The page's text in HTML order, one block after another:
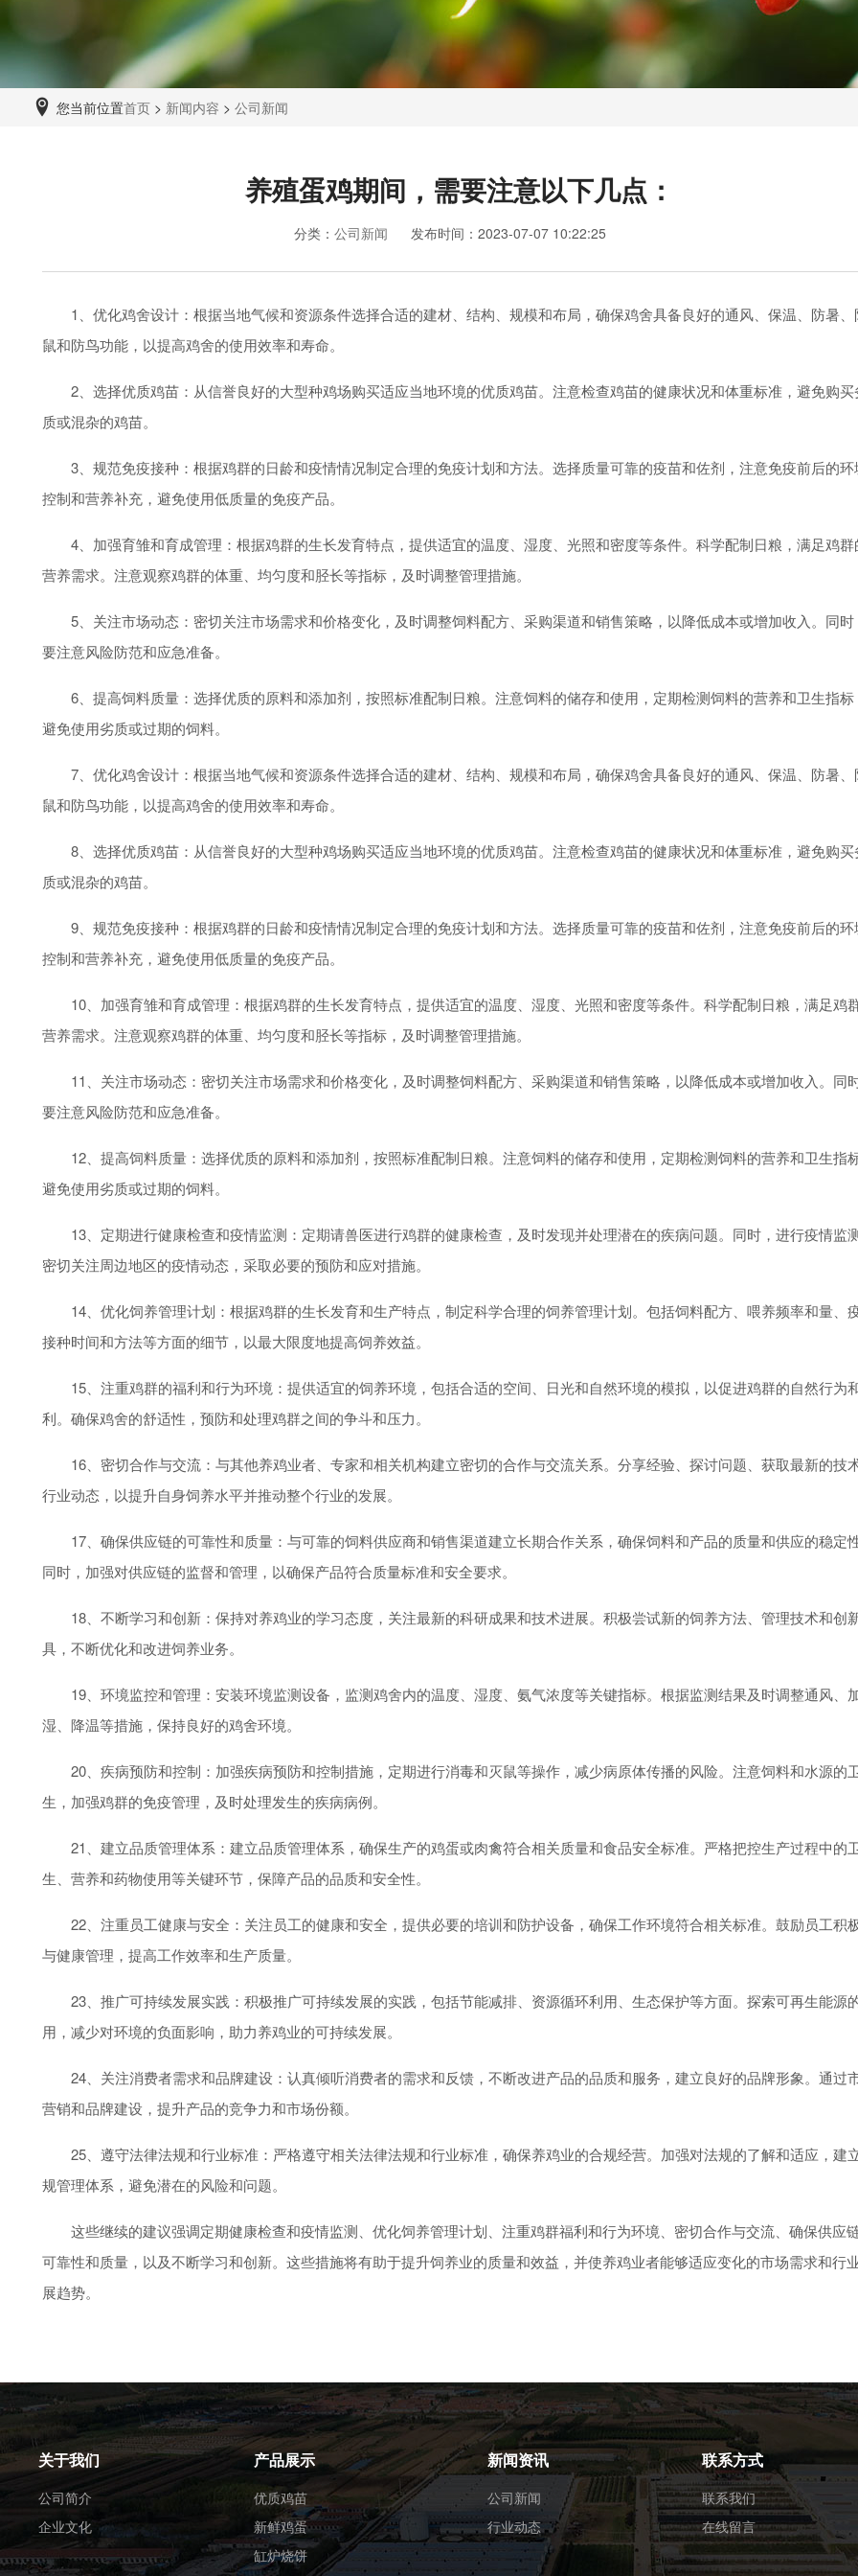
您当前位置首页> 新闻内容 > 公司新闻
养殖蛋鸡期间，需要注意以下几点：
分类：公司新闻 发布时间：2023-07-07 10:22:25
1、优化鸡舍设计：根据当地气候和资源条件选择合适的建材、结构、规模和布局，确保鸡舍具备良好的通风、保温、防暑、
鼠和防鸟功能，以提高鸡舍的使用效率和寿命。
2、选择优质鸡苗：从信誉良好的大型种鸡场购买适应当地环境的优质鸡苗。注意检查鸡苗的健康状况和体重标准，避免购买
质或混杂的鸡苗。
3、规范免疫接种：根据鸡群的日龄和疫情情况制定合理的免疫计划和方法。选择质量可靠的疫苗和佐剂，注意免疫前后的环
控制和营养补充，避免使用低质量的免疫产品。
4、加强育雏和育成管理：根据鸡群的生长发育特点，提供适宜的温度、湿度、光照和密度等条件。科学配制日粮，满足鸡群
营养需求。注意观察鸡群的体重、均匀度和胫长等指标，及时调整管理措施。
5、关注市场动态：密切关注市场需求和价格变化，及时调整饲料配方、采购渠道和销售策略，以降低成本或增加收入。同时
要注意风险防范和应急准备。
6、提高饲料质量：选择优质的原料和添加剂，按照标准配制日粮。注意饲料的储存和使用，定期检测饲料的营养和卫生指标
避免使用劣质或过期的饲料。
7、优化鸡舍设计：根据当地气候和资源条件选择合适的建材、结构、规模和布局，确保鸡舍具备良好的通风、保温、防暑、
鼠和防鸟功能，以提高鸡舍的使用效率和寿命。
8、选择优质鸡苗：从信誉良好的大型种鸡场购买适应当地环境的优质鸡苗。注意检查鸡苗的健康状况和体重标准，避免购买
质或混杂的鸡苗。
9、规范免疫接种：根据鸡群的日龄和疫情情况制定合理的免疫计划和方法。选择质量可靠的疫苗和佐剂，注意免疫前后的环
控制和营养补充，避免使用低质量的免疫产品。
10、加强育雏和育成管理：根据鸡群的生长发育特点，提供适宜的温度、湿度、光照和密度等条件。科学配制日粮，满足鸡
营养需求。注意观察鸡群的体重、均匀度和胫长等指标，及时调整管理措施。
11、关注市场动态：密切关注市场需求和价格变化，及时调整饲料配方、采购渠道和销售策略，以降低成本或增加收入。同
要注意风险防范和应急准备。
12、提高饲料质量：选择优质的原料和添加剂，按照标准配制日粮。注意饲料的储存和使用，定期检测饲料的营养和卫生指
避免使用劣质或过期的饲料。
13、定期进行健康检查和疫情监测：定期请兽医进行鸡群的健康检查，及时发现并处理潜在的疾病问题。同时，进行疫情监
密切关注周边地区的疫情动态，采取必要的预防和应对措施。
14、优化饲养管理计划：根据鸡群的生长发育和生产特点，制定科学合理的饲养管理计划。包括饲料配方、喂养频率和量、
接种时间和方法等方面的细节，以最大限度地提高饲养效益。
15、注重鸡群的福利和行为环境：提供适宜的饲养环境，包括合适的空间、日光和自然环境的模拟，以促进鸡群的自然行为
利。确保鸡舍的舒适性，预防和处理鸡群之间的争斗和压力。
16、密切合作与交流：与其他养鸡业者、专家和相关机构建立密切的合作与交流关系。分享经验、探讨问题、获取最新的技
行业动态，以提升自身饲养水平并推动整个行业的发展。
17、确保供应链的可靠性和质量：与可靠的饲料供应商和销售渠道建立长期合作关系，确保饲料和产品的质量和供应的稳定性
同时，加强对供应链的监督和管理，以确保产品符合质量标准和安全要求。
18、不断学习和创新：保持对养鸡业的学习态度，关注最新的科研成果和技术进展。积极尝试新的饲养方法、管理技术和创
具，不断优化和改进饲养业务。
19、环境监控和管理：安装环境监测设备，监测鸡舍内的温度、湿度、氨气浓度等关键指标。根据监测结果及时调整通风、
湿、降温等措施，保持良好的鸡舍环境。
20、疾病预防和控制：加强疾病预防和控制措施，定期进行消毒和灭鼠等操作，减少病原体传播的风险。注意饲料和水源的
生，加强鸡群的免疫管理，及时处理发生的疾病病例。
21、建立品质管理体系：建立品质管理体系，确保生产的鸡蛋或肉禽符合相关质量和食品安全标准。严格把控生产过程中的
生、营养和药物使用等关键环节，保障产品的品质和安全性。
22、注重员工健康与安全：关注员工的健康和安全，提供必要的培训和防护设备，确保工作环境符合相关标准。鼓励员工积
与健康管理，提高工作效率和生产质量。
23、推广可持续发展实践：积极推广可持续发展的实践，包括节能减排、资源循环利用、生态保护等方面。探索可再生能源
用，减少对环境的负面影响，助力养鸡业的可持续发展。
24、关注消费者需求和品牌建设：认真倾听消费者的需求和反馈，不断改进产品的品质和服务，建立良好的品牌形象。通过
营销和品牌建设，提升产品的竞争力和市场份额。
25、遵守法律法规和行业标准：严格遵守相关法律法规和行业标准，确保养鸡业的合规经营。加强对法规的了解和适应，建
规管理体系，避免潜在的风险和问题。
这些继续的建议强调定期健康检查和疫情监测、优化饲养管理计划、注重鸡群福利和行为环境、密切合作与交流、确保供应
可靠性和质量，以及不断学习和创新。这些措施将有助于提升饲养业的质量和效益，并使养鸡业者能够适应变化的市场需求和行
展趋势。
关于我们
公司简介
企业文化
产品展示
优质鸡苗
新鲜鸡蛋
缸炉烧饼
新闻资讯
公司新闻
行业动态
联系方式
联系我们
在线留言